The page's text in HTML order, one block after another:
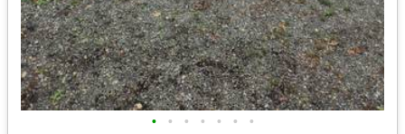
• • • • • • •